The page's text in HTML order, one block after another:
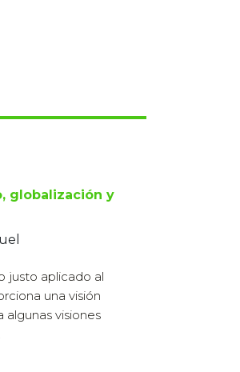
globalización y
justo aplicado al
una visión
visiones